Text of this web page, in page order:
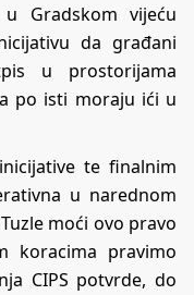
u Gradskom vijeću
da građani
u prostorijama
po isti moraju ići u
te finalnim
u narednom
moći ovo pravo
koracima pravimo
CIPS potvrde, do